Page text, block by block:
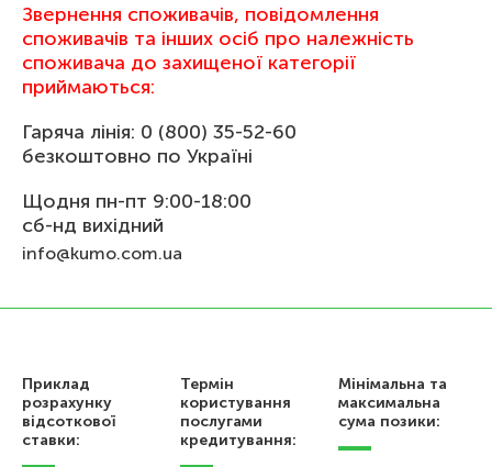
Звернення споживачів, повідомлення
споживачів та інших осіб про належність
споживача до захищеної категорії
приймаються:
Гаряча лінія: 0 (800) 35-52-60
безкоштовно по Україні
Щодня пн-пт 9:00-18:00
сб-нд вихідний
info@kumo.com.ua
Приклад
розрахунку
відсоткової
ставки:
Термін
користування
послугами
кредитування:
Мінімальна та
максимальна
сума позики: